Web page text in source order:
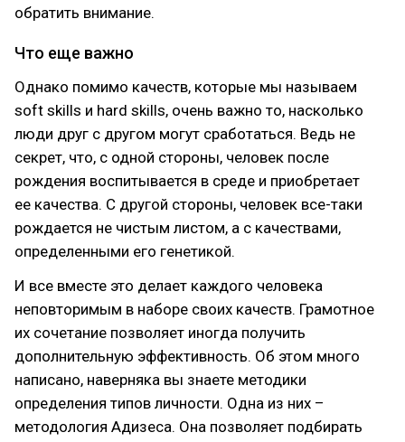
обратить внимание.
Что еще важно
Однако помимо качеств, которые мы называем
soft skills и hard skills, очень важно то, насколько
люди друг с другом могут сработаться. Ведь не
секрет, что, с одной стороны, человек после
рождения воспитывается в среде и приобретает
ее качества. C другой стороны, человек все-таки
рождается не чистым листом, а с качествами,
определенными его генетикой.
И все вместе это делает каждого человека
неповторимым в наборе своих качеств. Грамотное
их сочетание позволяет иногда получить
дополнительную эффективность. Об этом много
написано, наверняка вы знаете методики
определения типов личности. Одна из них –
методология Адизеса. Она позволяет подбирать